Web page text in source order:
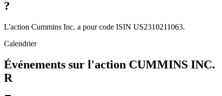
?
L'action Cummins Inc. a pour code ISIN US2310211063.
Calendrier
Événements sur l'action CUMMINS INC.
R